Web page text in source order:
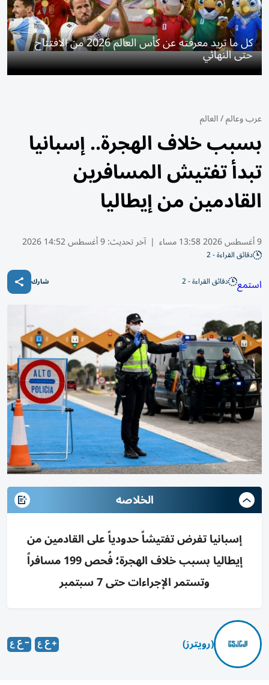
كل ما تريد معرفته عن كأس العالم 2026 من الافتتاح
حتى النهائي
عرب وعالم/العالم
بسبب خلاف الهجرة.. إسبانيا
تبدأ تفتيش المسافرين
القادمين من إيطاليا
9 أغسطس 2026 13:58 مساء | آخر تحديث:9 أغسطس 14:52 2026
دقائق القراءة - 2
استمع دقائق القراءة - 2 شارك
الخلاصه
إسبانيا تفرض تفتيشاً حدودياً على القادمين من
إيطاليا بسبب خلاف الهجرة؛ فُحص 199 مسافراً
وتستمر الإجراءات حتى 7 سبتمبر
(رويترز)